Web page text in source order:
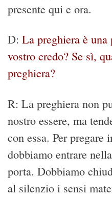
presente qui e ora.
D: La preghiera è
vostro credo? Se sì,
preghiera?
R: La preghiera non
nostro essere, ma
con essa. Per pregare
dobbiamo entrare
porta. Dobbiamo
al silenzio i sensi